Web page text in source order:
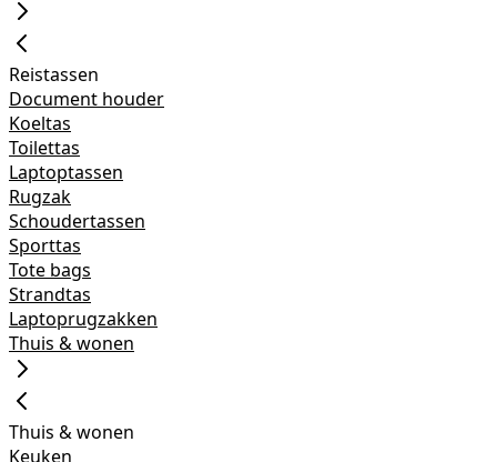
Reistassen
Document houder
Koeltas
Toilettas
Laptoptassen
Rugzak
Schoudertassen
Sporttas
Tote bags
Strandtas
Laptoprugzakken
Thuis & wonen
Thuis & wonen
Keuken